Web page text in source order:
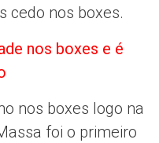
cedo nos boxes.
nos boxes e é
nos boxes logo na
foi o primeiro